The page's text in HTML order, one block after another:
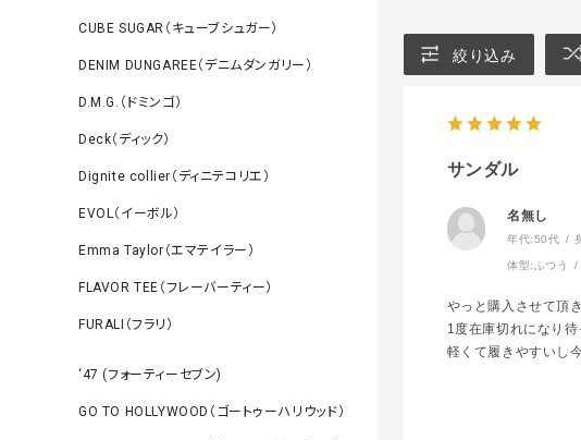
CUBE SUGAR（キューブシュガー）
DENIM DUNGAREE（デニムダンガリー）
D.M.G.（ドミンゴ）
Deck（ディック）
Dignite collier（ディニテコリエ）
EVOL（イーボル）
Emma Taylor（エマテイラー）
FLAVOR TEE（フレーバーティー）
FURALI（フラリ）
‘47 (フォーティーセブン)
GO TO HOLLYWOOD（ゴートゥーハリウッド）
絞り込み
サンダル
名無し
年代:50代
体型: ふつう
やっと購入させて頂
1度在庫切れになり
軽くて履きやすいし